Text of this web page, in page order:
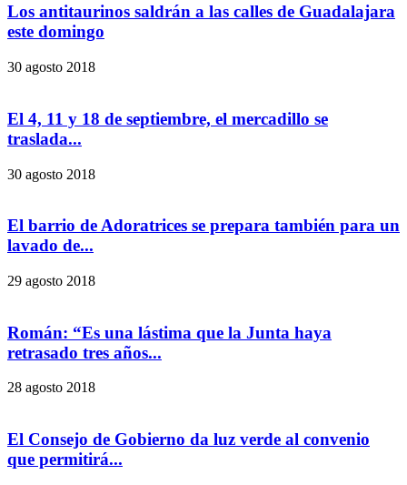
Los antitaurinos saldrán a las calles de Guadalajara
este domingo
30 agosto 2018
El 4, 11 y 18 de septiembre, el mercadillo se
traslada...
30 agosto 2018
El barrio de Adoratrices se prepara también para un
lavado de...
29 agosto 2018
Román: “Es una lástima que la Junta haya
retrasado tres años...
28 agosto 2018
El Consejo de Gobierno da luz verde al convenio
que permitirá...